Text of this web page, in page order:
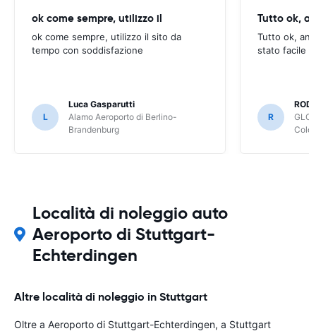
ok come sempre, utilizzo il
ok come sempre, utilizzo il sito da
tempo con soddisfazione
L
Luca Gasparutti
Alamo Aeroporto di Berlino-
Brandenburg
Tutto ok,
Tutto ok,
stato facile
R
Località di noleggio auto
Aeroporto di Stuttgart-
Echterdingen
Altre località di noleggio in Stuttgart
Oltre a Aeroporto di Stuttgart-Echterdingen, a Stuttgart